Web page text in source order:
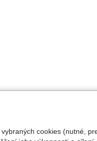
cookies (nutné,